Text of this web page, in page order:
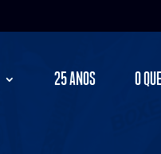
25 ANOS O